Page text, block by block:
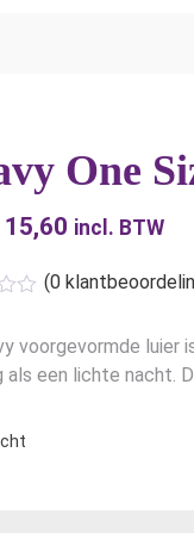
One
Oorspronkelijke
was:
€19,50.
15,60 Huidige
€15,60.
incl. BTW
(0
voorgevormde luier
als een lichte nacht.